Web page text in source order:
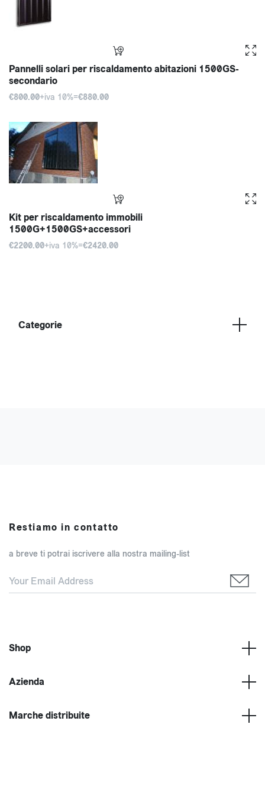
Pannelli solari per riscaldamento abitazioni 1500GS-
secondario
€800.00+iva 10%=€880.00
Kit per riscaldamento immobili
1500G+1500GS+accessori
€2200.00+iva 10%=€2420.00
Categorie
Restiamo in contatto
a breve ti potrai iscrivere alla nostra mailing-list
Shop
Azienda
Marche distribuite